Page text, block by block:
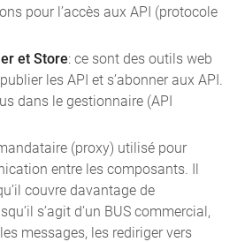
pour l’accès aux API (protocole
et Store: ce sont des outils web
les API et s’abonner aux API.
dans le gestionnaire (API
(proxy) utilisé pour
entre les composants. Il
couvre davantage de
s’agit d’un BUS commercial,
messages, les rediriger vers